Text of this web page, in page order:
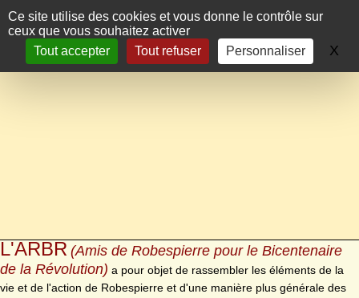
Panneau de gestion des cookies
Ce site utilise des cookies et vous donne le contrôle sur
ceux que vous souhaitez activer
Tout accepter
Tout refuser Personnaliser X
L'ARBR (Amis de Robespierre pour le Bicentenaire
de la Révolution) a pour objet de rassembler les éléments de la
vie et de l'action de Robespierre et d'une manière plus générale des